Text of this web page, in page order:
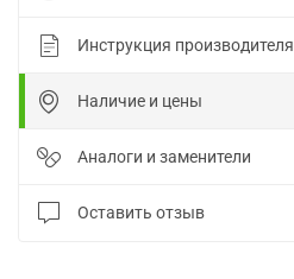
Инструкция производителя
Наличие и цены
Аналоги и заменители
Оставить отзыв